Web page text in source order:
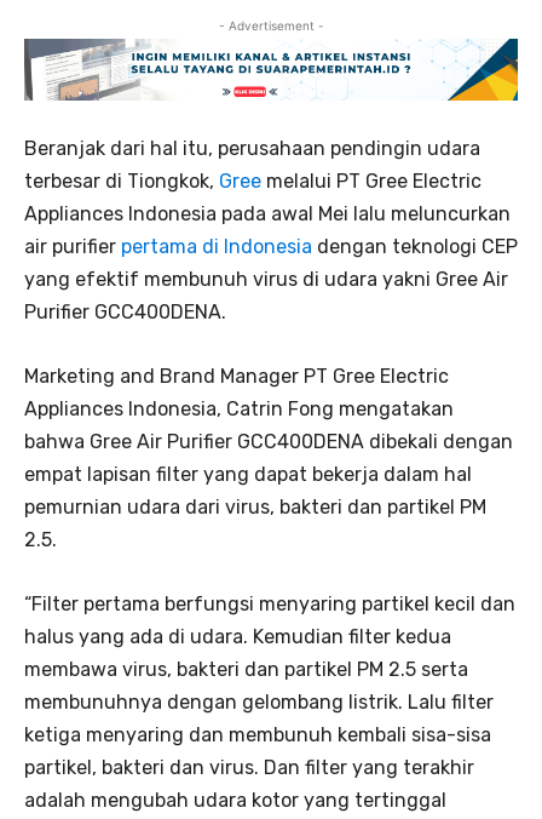
- Advertisement -
Beranjak dari hal itu, perusahaan pendingin udara
terbesar di Tiongkok, Gree melalui PT Gree Electric
Appliances Indonesia pada awal Mei lalu meluncurkan
air purifier pertama di Indonesia dengan teknologi CEP
yang efektif membunuh virus di udara yakni Gree Air
Purifier GCC400DENA.
Marketing and Brand Manager PT Gree Electric
Appliances Indonesia, Catrin Fong mengatakan
bahwa Gree Air Purifier GCC400DENA dibekali dengan
empat lapisan filter yang dapat bekerja dalam hal
pemurnian udara dari virus, bakteri dan partikel PM
2.5.
“Filter pertama berfungsi menyaring partikel kecil dan
halus yang ada di udara. Kemudian filter kedua
membawa virus, bakteri dan partikel PM 2.5 serta
membunuhnya dengan gelombang listrik. Lalu filter
ketiga menyaring dan membunuh kembali sisa-sisa
partikel, bakteri dan virus. Dan filter yang terakhir
adalah mengubah udara kotor yang tertinggal